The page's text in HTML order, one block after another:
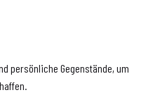
persönliche Gegenstände, um